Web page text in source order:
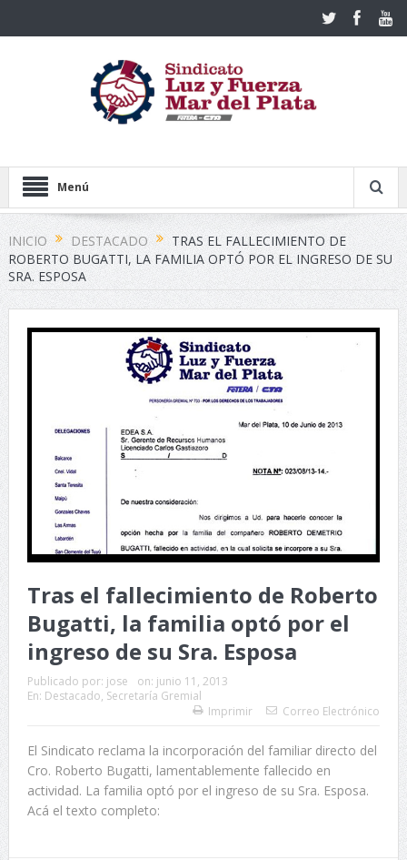
Menú
INICIO DESTACADO
TRAS EL FALLECIMIENTO DE
ROBERTO BUGATTI, LA FAMILIA OPTÓ POR EL INGRESO DE SU
SRA. ESPOSA
Tras el fallecimiento de Roberto
Bugatti, la familia optó por el
ingreso de su Sra. Esposa
Publicado por: jose on: junio 11, 2013
En: Destacado, Secretaría Gremial
Imprimir
Correo Electrónico
El Sindicato reclama la incorporación del familiar directo del
Cro. Roberto Bugatti, lamentablemente fallecido en
actividad. La familia optó por el ingreso de su Sra. Esposa.
Acá el texto completo: